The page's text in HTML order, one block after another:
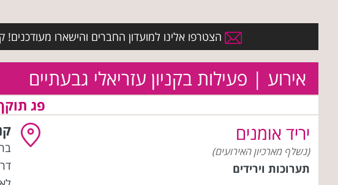
הצטרפו אלינו למועדון החברים והישארו מעודכנים!
אירוע | פעילות בקניון עזריאלי גבעתיים
פג
יריד אומנים
(נשלף מארכיון האירועים)
תערוכות וירידים